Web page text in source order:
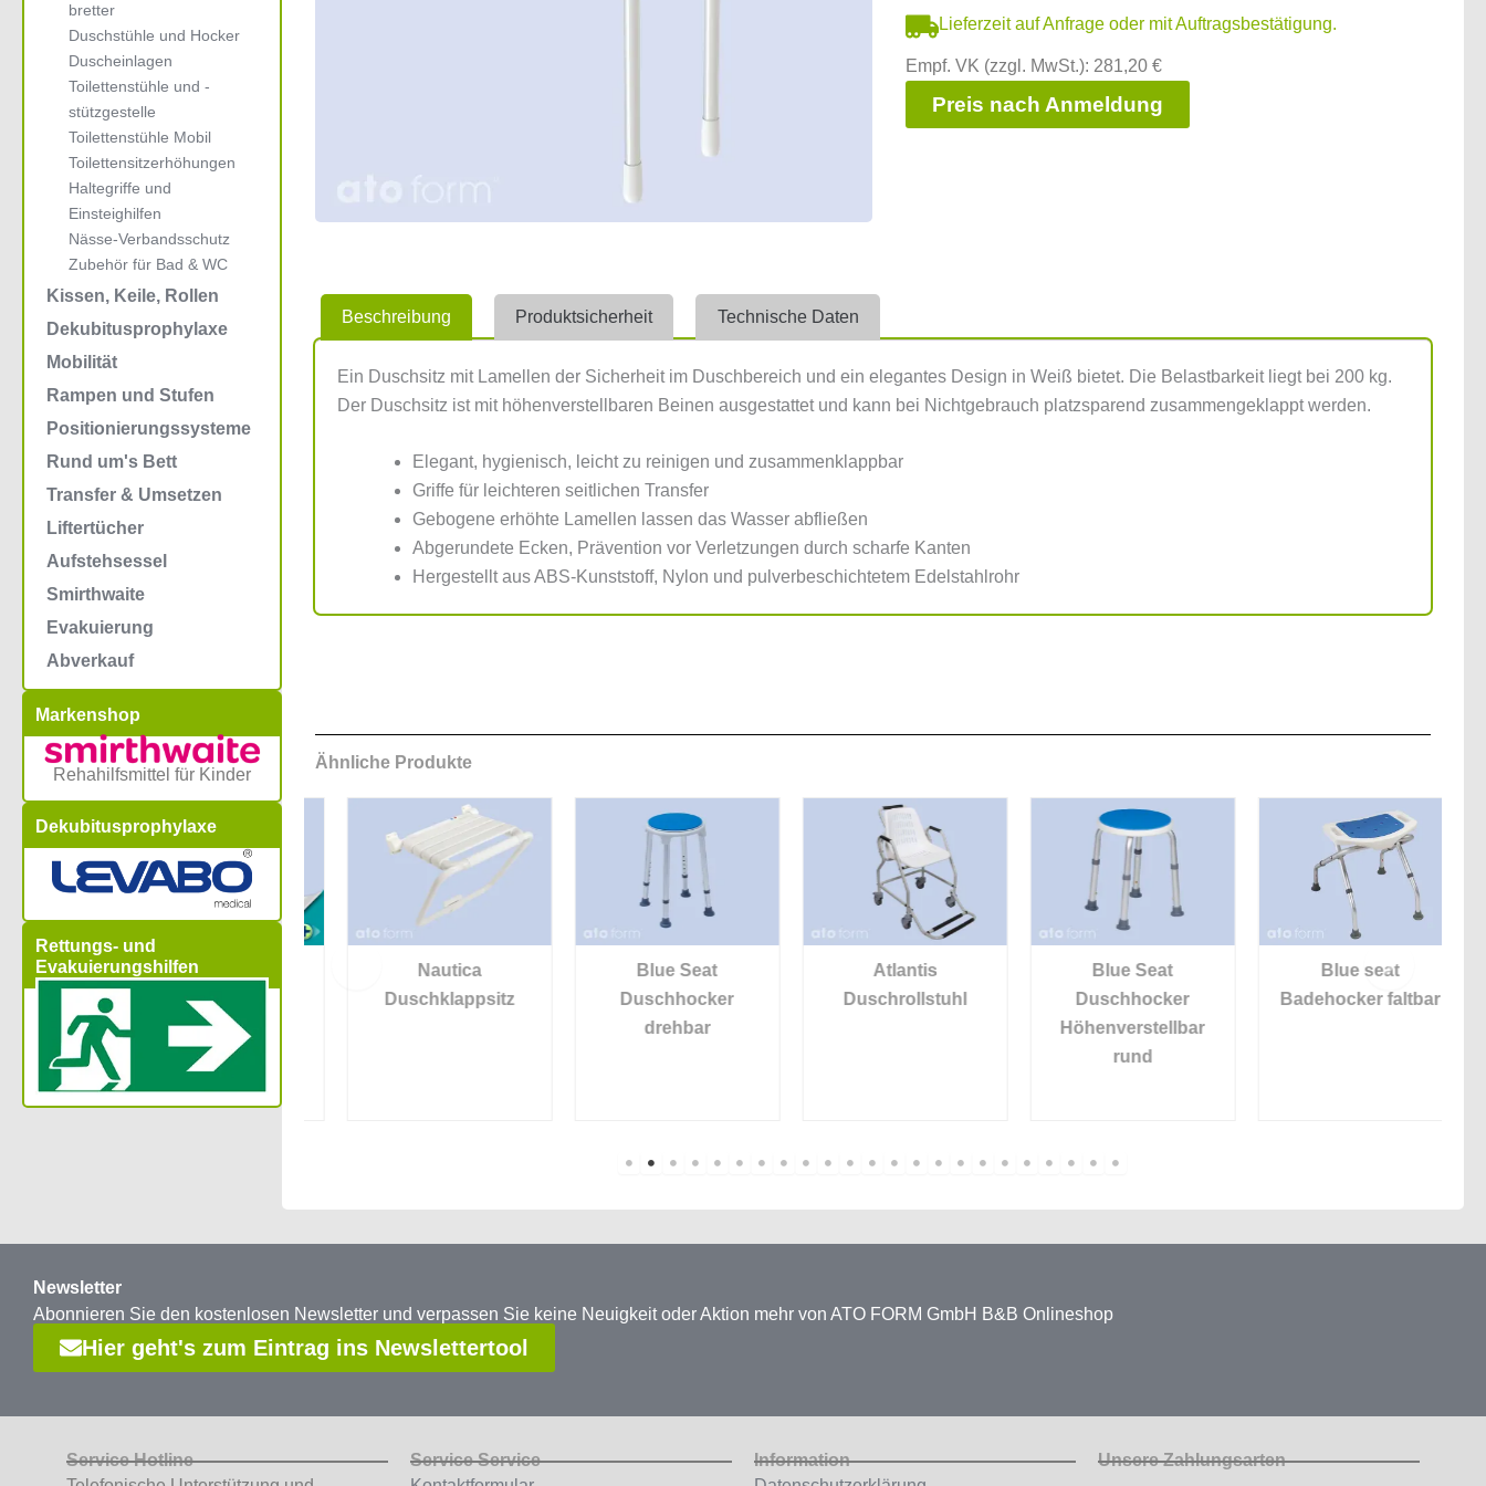
bretter
Duschstühle und Hocker
Duscheinlagen
Toilettenstühle und -
stützgestelle
Toilettenstühle Mobil
Toilettensitzerhöhungen
Haltegriffe und
Einsteighilfen
Nässe-Verbandsschutz
Zubehör für Bad & WC
Kissen, Keile, Rollen
Dekubitusprophylaxe
Mobilität
Rampen und Stufen
Positionierungssysteme
Rund um's Bett
Transfer & Umsetzen
Liftertücher
Aufstehsessel
Smirthwaite
Evakuierung
Abverkauf
Markenshop
Rehahilfsmittel für Kinder
Dekubitusprophylaxe
Rettungs- und
Evakuierungshilfen
Lieferzeit auf Anfrage oder mit Auftragsbestätigung.
Empf. VK (zzgl. MwSt.): 281,20 €
Preis nach Anmeldung
Beschreibung Produktsicherheit Technische Daten
Ein Duschsitz mit Lamellen der Sicherheit im Duschbereich und ein elegantes Design in Weiß bietet. Die Belastbarkeit liegt bei 200 kg.
Der Duschsitz ist mit höhenverstellbaren Beinen ausgestattet und kann bei Nichtgebrauch platzsparend zusammengeklappt werden.
Elegant, hygienisch, leicht zu reinigen und zusammenklappbar
Griffe für leichteren seitlichen Transfer
Gebogene erhöhte Lamellen lassen das Wasser abfließen
Abgerundete Ecken, Prävention vor Verletzungen durch scharfe Kanten
Hergestellt aus ABS-Kunststoff, Nylon und pulverbeschichtetem Edelstahlrohr
Ähnliche Produkte
Onyx
Nielsen Line
Duschhocker
Nautica
Duschklappsitz
Blue Seat
Duschhocker
drehbar
Atlantis
Duschrollstuhl
Blue Seat
Duschhocker
Höhenverstellbar
rund
Blue seat
Badehocker faltbar
Newsletter
Abonnieren Sie den kostenlosen Newsletter und verpassen Sie keine Neuigkeit oder Aktion mehr von ATO FORM GmbH B&B Onlineshop
Hier geht's zum Eintrag ins Newslettertool
Service Hotline
Service Service
Information
Unsere Zahlungsarten